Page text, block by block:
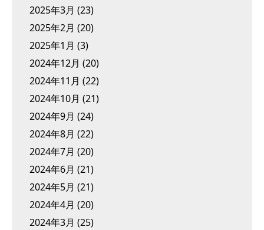
2025年3月 (23)
2025年2月 (20)
2025年1月 (3)
2024年12月 (20)
2024年11月 (22)
2024年10月 (21)
2024年9月 (24)
2024年8月 (22)
2024年7月 (20)
2024年6月 (21)
2024年5月 (21)
2024年4月 (20)
2024年3月 (25)